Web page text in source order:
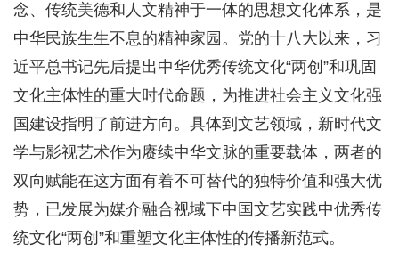
念、传统美德和人文精神于一体的思想文化体系，是
中华民族生生不息的精神家园。党的十八大以来，习
近平总书记先后提出中华优秀传统文化“两创”和巩固
文化主体性的重大时代命题，为推进社会主义文化强
国建设指明了前进方向。具体到文艺领域，新时代文
学与影视艺术作为赓续中华文脉的重要载体，两者的
双向赋能在这方面有着不可替代的独特价值和强大优
势，已发展为媒介融合视域下中国文艺实践中优秀传
统文化“两创”和重塑文化主体性的传播新范式。